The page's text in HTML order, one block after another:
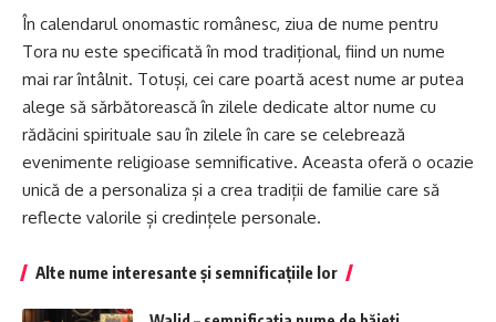
În calendarul onomastic românesc, ziua de nume pentru
Tora nu este specificată în mod tradițional, fiind un nume
mai rar întâlnit. Totuși, cei care poartă acest nume ar putea
alege să sărbătorească în zilele dedicate altor nume cu
rădăcini spirituale sau în zilele în care se celebrează
evenimente religioase semnificative. Aceasta oferă o ocazie
unică de a personaliza și a crea tradiții de familie care să
reflecte valorile și credințele personale.
Alte nume interesante și semnificațiile lor